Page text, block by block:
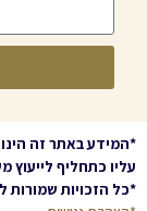
*המידע באתר זה הינו
עליו כתחליף לייעוץ
*כל הזכויות שמורות